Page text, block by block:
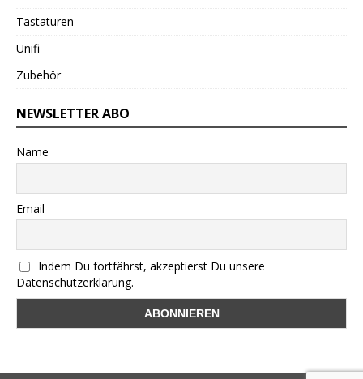
Tastaturen
Unifi
Zubehör
NEWSLETTER ABO
Name
Email
Indem Du fortfährst, akzeptierst Du unsere
Datenschutzerklärung.